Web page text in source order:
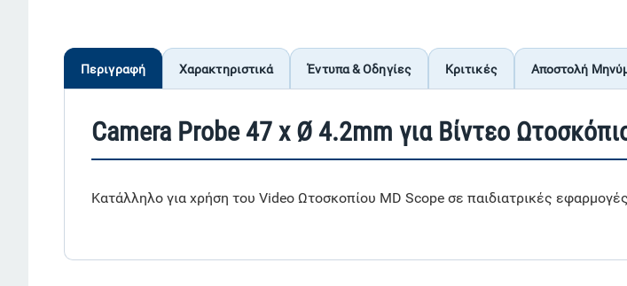
Περιγραφή Χαρακτηριστικά Έντυπα & Οδηγίες Κριτικές Αποστολή
Camera Probe 47 x Ø 4.2mm για Βίντεο
Κατάλληλο για χρήση του Video Ωτοσκοπίου MD Scope σε παιδιατρικές